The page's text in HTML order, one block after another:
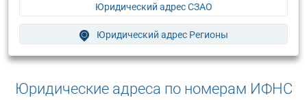
Юридический адрес СЗАО
Юридический адрес Регионы
Юридические адреса по номерам ИФНС